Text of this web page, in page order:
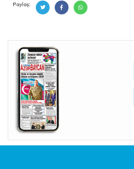
Paylaş: